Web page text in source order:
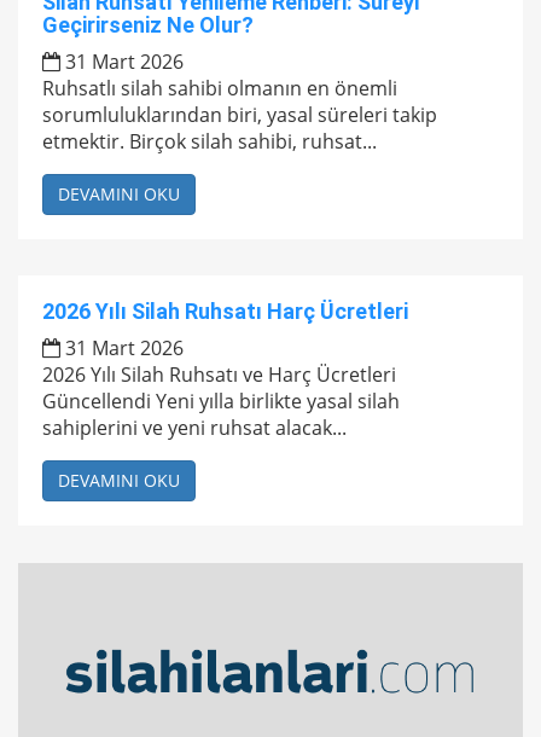
Geçirirseniz Ne Olur?
31 Mart 2026
Ruhsatlı silah sahibi olmanın en önemli
sorumluluklarından biri, yasal süreleri takip
etmektir. Birçok silah sahibi, ruhsat...
DEVAMINI OKU
2026 Yılı Silah Ruhsatı Harç Ücretleri
31 Mart 2026
2026 Yılı Silah Ruhsatı ve Harç Ücretleri
Güncellendi Yeni yılla birlikte yasal silah
sahiplerini ve yeni ruhsat alacak...
DEVAMINI OKU